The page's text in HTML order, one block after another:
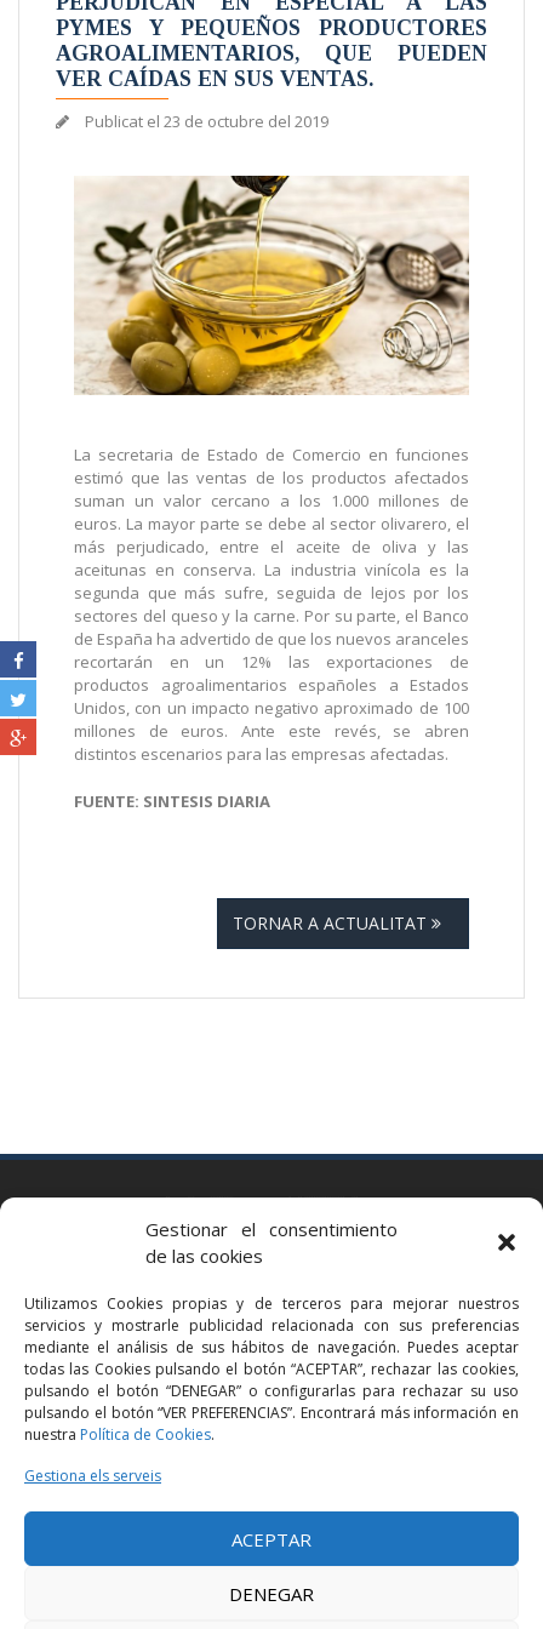
Gestionar el consentimiento
de las cookies
Utilizamos Cookies propias y de terceros para mejorar nuestros
servicios y mostrarle publicidad relacionada con sus preferencias
mediante el análisis de sus hábitos de navegación. Puedes aceptar
todas las Cookies pulsando el botón “ACEPTAR”, rechazar las cookies,
pulsando el botón “DENEGAR” o configurarlas para rechazar su uso
pulsando el botón “VER PREFERENCIAS”. Encontrará más información en
nuestra Política de Cookies.
Gestiona els serveis
ACEPTAR
DENEGAR
PYMES Y PEQUEÑOS PRODUCTORES
AGROALIMENTARIOS, QUE PUEDEN
VER CAÍDAS EN SUS VENTAS.
Publicat el 23 de octubre del 2019
La secretaria de Estado de Comercio en funciones
estimó que las ventas de los productos afectados
suman un valor cercano a los 1.000 millones de
euros. La mayor parte se debe al sector olivarero, el
más perjudicado, entre el aceite de oliva y las
aceitunas en conserva. La industria vinícola es la
segunda que más sufre, seguida de lejos por los
sectores del queso y la carne. Por su parte, el Banco
de España ha advertido de que los nuevos aranceles
recortarán en un 12% las exportaciones de
productos agroalimentarios españoles a Estados
Unidos, con un impacto negativo aproximado de 100
millones de euros. Ante este revés, se abren
distintos escenarios para las empresas afectadas.
FUENTE: SINTESIS DIARIA
TORNAR A ACTUALITAT
Via Augusta 2 bis, 3º, 08006 Barcelona
bcn@bellavistalegal.eu
GRANOLLERS
C/ Sant Jaume, 16 1r, 08401 Granollers (Bcn)
+34 93 860 39 60
grn@bellavistalegal.eu
MADRID
+34 91 431 98 21 | +34 91 431 98 95
mad@bellavistalegal.eu